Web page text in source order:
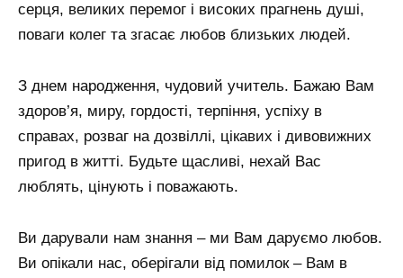
серця, великих перемог і високих прагнень душі,
поваги колег та згасає любов близьких людей.
З днем ​​народження, чудовий учитель. Бажаю Вам
здоров’я, миру, гордості, терпіння, успіху в
справах, розваг на дозвіллі, цікавих і дивовижних
пригод в житті. Будьте щасливі, нехай Вас
люблять, цінують і поважають.
Ви дарували нам знання – ми Вам даруємо любов.
Ви опікали нас, оберігали від помилок – Вам в